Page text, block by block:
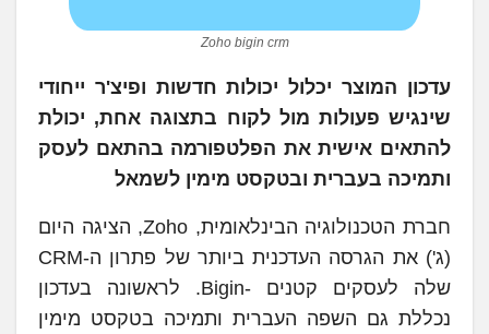
Zoho bigin crm
עדכון המוצר יכלול יכולות חדשות ופיצ'ר ייחודי
שינגיש פעולות מול לקוח בתצוגה אחת, יכולת
להתאים אישית את הפלטפורמה בהתאם לעסק
ותמיכה בעברית ובטקסט מימין לשמאל
חברת הטכנולוגיה הבינלאומית, Zoho, הציגה היום
(ג') את הגרסה העדכנית ביותר של פתרון ה-CRM
שלה לעסקים קטנים -Bigin. לראשונה בעדכון
נכללת גם השפה העברית ותמיכה בטקסט מימין